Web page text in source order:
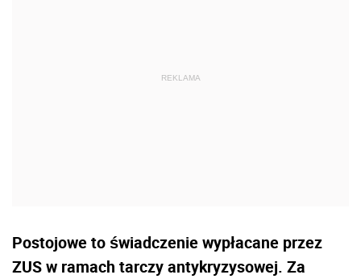
Postojowe to świadczenie wypłacane przez
ZUS w ramach tarczy antykryzysowej. Za